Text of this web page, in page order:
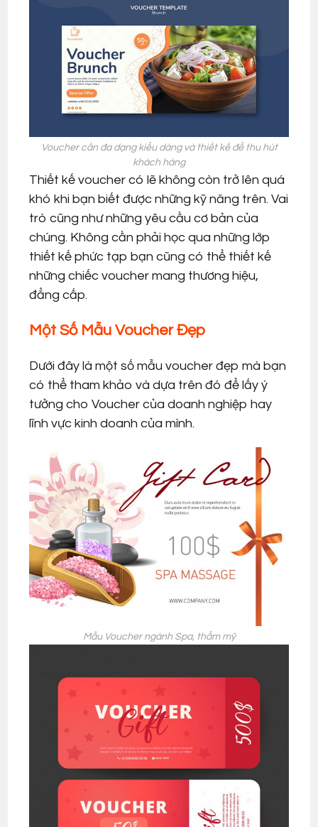
Voucher cần đa dạng kiểu dáng và thiết kế để thu hút
khách hàng
Thiết kế voucher có lẽ không còn trở lên quá
khó khi bạn biết được những kỹ năng trên. Vai
trò cũng như những yêu cầu cơ bản của
chúng. Không cần phải học qua những lớp
thiết kế phức tạp bạn cũng có thể thiết kế
những chiếc voucher mang thương hiệu,
đẳng cấp.
Một Số Mẫu Voucher Đẹp
Dưới đây là một số mẫu voucher đẹp mà bạn
có thể tham khảo và dựa trên đó để lấy ý
tưởng cho Voucher của doanh nghiệp hay
lĩnh vực kinh doanh của mình.
Mẫu Voucher ngành Spa, thẩm mỹ